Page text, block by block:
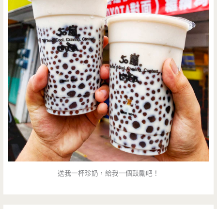
有
找
買
鞋
去
送我一杯珍奶，給我一個鼓勵吧！